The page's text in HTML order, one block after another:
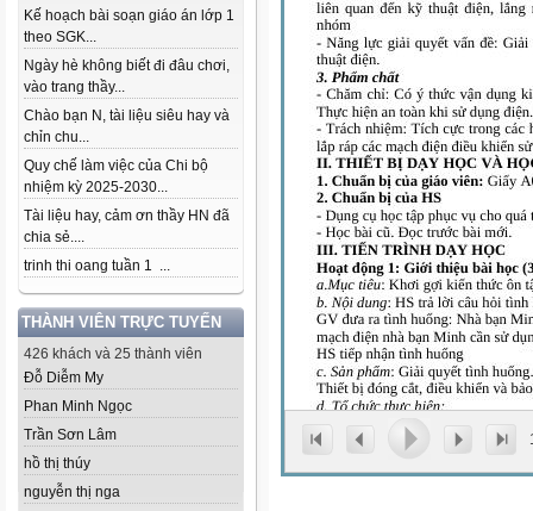
Kế hoạch bài soạn giáo án lớp 1
theo SGK...
Ngày hè không biết đi đâu chơi,
vào trang thầy...
Chào bạn N, tài liệu siêu hay và
chỉn chu...
Quy chế làm việc của Chi bộ
nhiệm kỳ 2025-2030...
Tài liệu hay, cảm ơn thầy HN đã
chia sẻ....
trinh thi oang tuần 1 ...
THÀNH VIÊN TRỰC TUYẾN
426 khách và 25 thành viên
Đỗ Diễm My
Phan Minh Ngọc
Trần Sơn Lâm
hồ thị thúy
nguyễn thị nga